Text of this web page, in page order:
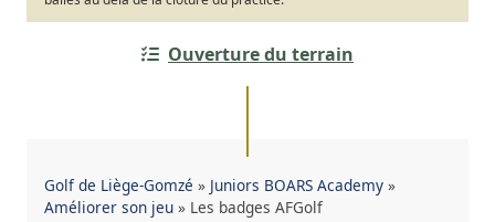
Ouverture du terrain
Golf de Liège-Gomzé » Juniors BOARS Academy »
Améliorer son jeu » Les badges AFGolf